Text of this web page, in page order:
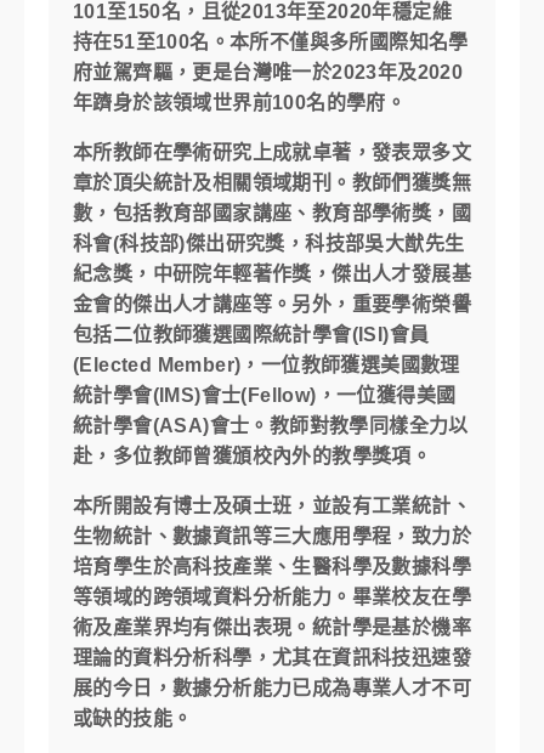
101至150名，且從2013年至2020年穩定維
持在51至100名。本所不僅與多所國際知名學
府並駕齊驅，更是台灣唯一於2023年及2020
年躋身於該領域世界前100名的學府。
本所教師在學術研究上成就卓著，發表眾多文
章於頂尖統計及相關領域期刊。教師們獲獎無
數，包括教育部國家講座、教育部學術獎，國
科會(科技部)傑出研究獎，科技部吳大猷先生
紀念獎，中研院年輕著作獎，傑出人才發展基
金會的傑出人才講座等。另外，重要學術榮譽
包括二位教師獲選國際統計學會(ISI)會員
(Elected Member)，一位教師獲選美國數理
統計學會(IMS)會士(Fellow)，一位獲得美國
統計學會(ASA)會士。教師對教學同樣全力以
赴，多位教師曾獲頒校內外的教學獎項。
本所開設有博士及碩士班，並設有工業統計、
生物統計、數據資訊等三大應用學程，致力於
培育學生於高科技產業、生醫科學及數據科學
等領域的跨領域資料分析能力。畢業校友在學
術及產業界均有傑出表現。統計學是基於機率
理論的資料分析科學，尤其在資訊科技迅速發
展的今日，數據分析能力已成為專業人才不可
或缺的技能。